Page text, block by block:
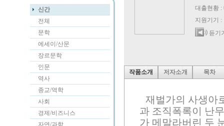
신간
전체
문학
에세이/산문
장르문학
인문
역사
종교/역학
사회
경제/비즈니스
자연/과학
대출현황 :
지원기기 :
듣기
작품소개 저자소개 목차
재벌가의 사생아
과 조직폭록이 난
가 메말라버린 두